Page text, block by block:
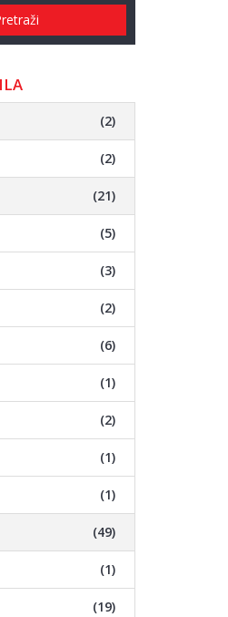
(2)
(2)
(21)
(5)
(3)
(2)
(6)
(1)
(2)
(1)
(1)
(49)
(1)
(19)